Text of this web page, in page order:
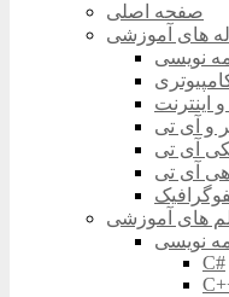
صفحه اصلی
های آموزشی
نویسی
اینترنت
و آی تی
آی تی
آی تی
های آموزشی
نویسی
C#